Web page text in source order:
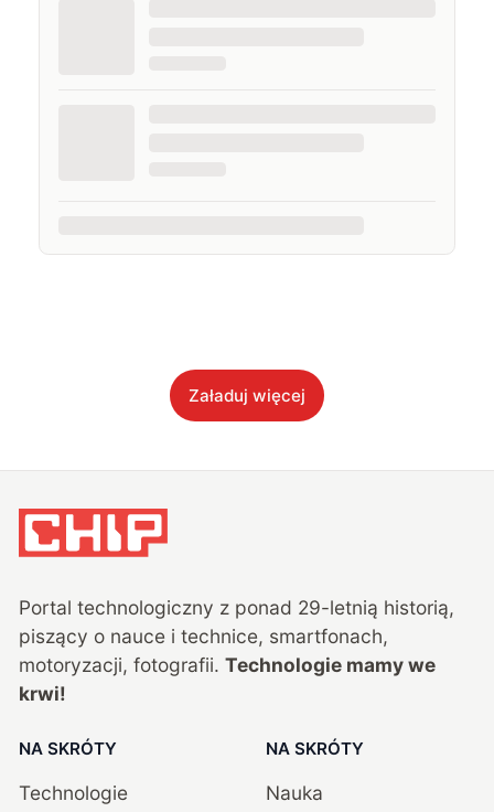
Załaduj więcej
Portal technologiczny z ponad 29-letnią historią,
piszący o nauce i technice, smartfonach,
motoryzacji, fotografii. Technologie mamy we
krwi!
NA SKRÓTY
Technologie
NA SKRÓTY
Nauka